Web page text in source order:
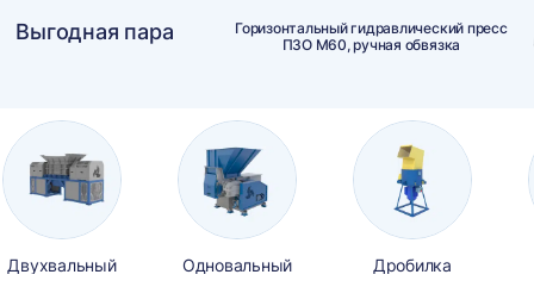
Выгодная пара
Горизонтальный гидравлический пресс
ПЗО М60, ручная обвязка
Двухвальный Одновальный Дробилка